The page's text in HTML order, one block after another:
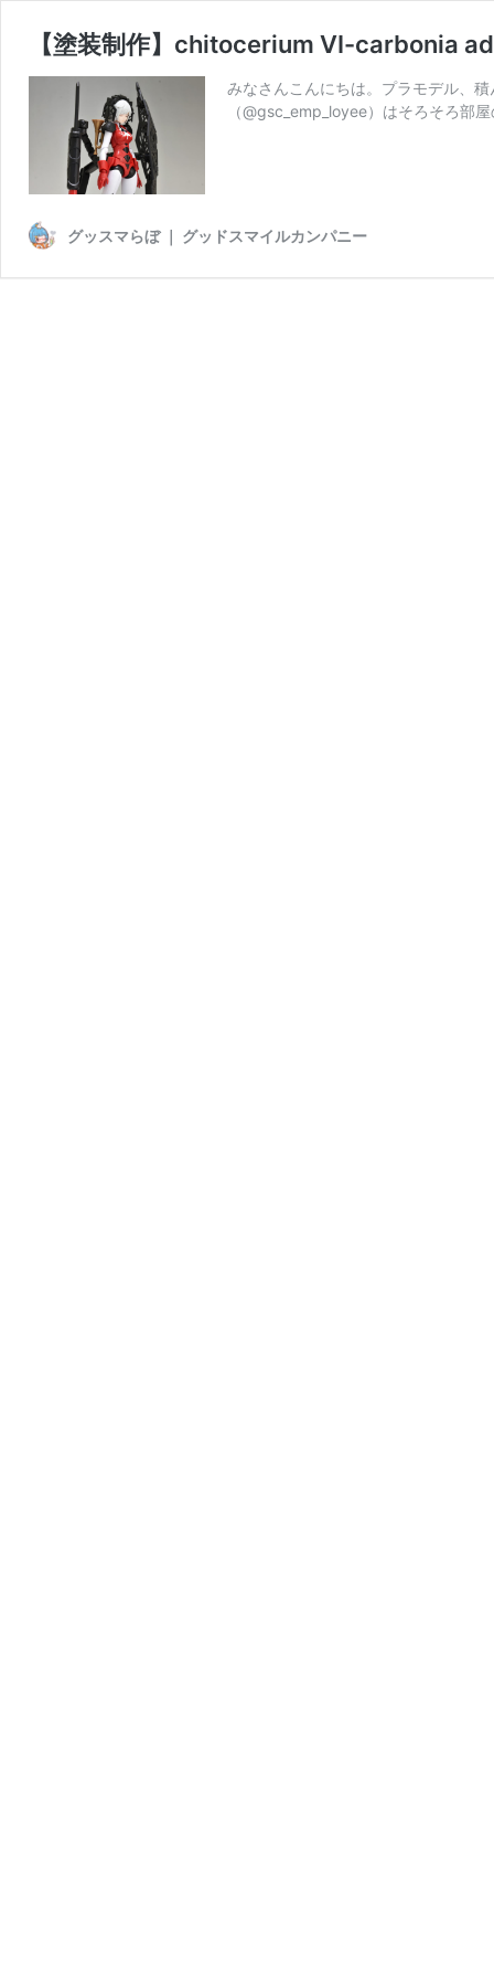
【塗装制作】chitocerium VI-carbonia
みなさんこんにちは。プラモデル、
（@gsc_emp_loyee）はそろそろ部
グッスマらぼ ｜ グッドスマイルカンパニー